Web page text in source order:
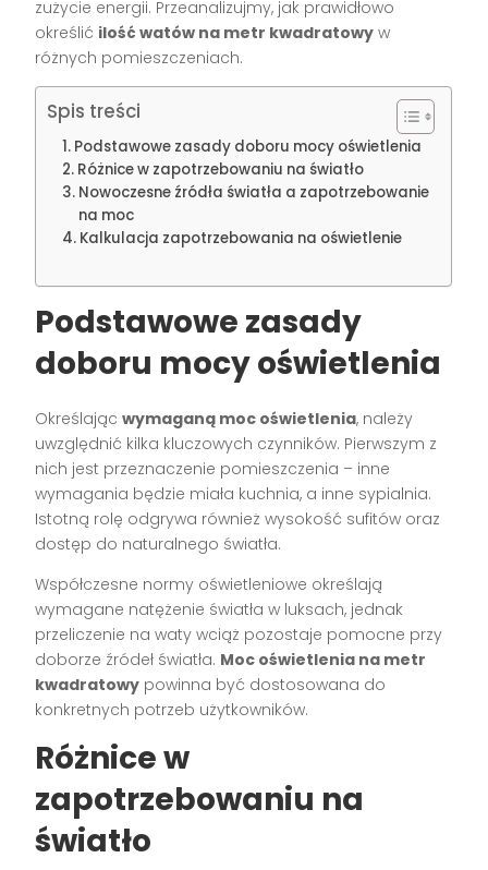
zużycie energii. Przeanalizujmy, jak prawidłowo
określić ilość watów na metr kwadratowy w
różnych pomieszczeniach.
Spis treści
Podstawowe zasady doboru mocy oświetlenia
Różnice w zapotrzebowaniu na światło
Nowoczesne źródła światła a zapotrzebowanie
na moc
Kalkulacja zapotrzebowania na oświetlenie
Podstawowe zasady
doboru mocy oświetlenia
Określającwymaganą moc oświetlenia, należy
uwzględnić kilka kluczowych czynników. Pierwszym z
nich jest przeznaczenie pomieszczenia – inne
wymagania będzie miała kuchnia, a inne sypialnia.
Istotną rolę odgrywa również wysokość sufitów oraz
dostęp do naturalnego światła.
Współczesne normy oświetleniowe określają
wymagane natężenie światła w luksach, jednak
przeliczenie na waty wciąż pozostaje pomocne przy
doborze źródeł światła. Moc oświetlenia na metr
kwadratowy powinna być dostosowana do
konkretnych potrzeb użytkowników.
Różnice w
zapotrzebowaniu na
światło